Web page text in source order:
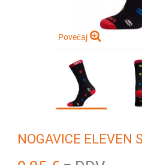
Povečaj
NOGAVICE ELEVEN